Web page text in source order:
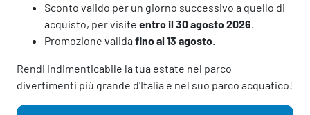
Sconto valido per un giorno successivo a quello di
acquisto, per visite entro il 30 agosto 2026.
Promozione validafino al 13 agosto.
Rendi indimenticabile la tua estate nel parco
divertimenti più grande d'Italia e nel suo parco acquatico!